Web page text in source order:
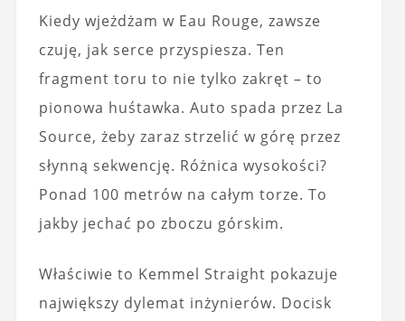
Kiedy wjeżdżam w Eau Rouge, zawsze
czuję, jak serce przyspiesza. Ten
fragment toru to nie tylko zakręt – to
pionowa huśtawka. Auto spada przez La
Source, żeby zaraz strzelić w górę przez
słynną sekwencję. Różnica wysokości?
Ponad 100 metrów na całym torze. To
jakby jechać po zboczu górskim.
Właściwie to Kemmel Straight pokazuje
największy dylemat inżynierów. Docisk